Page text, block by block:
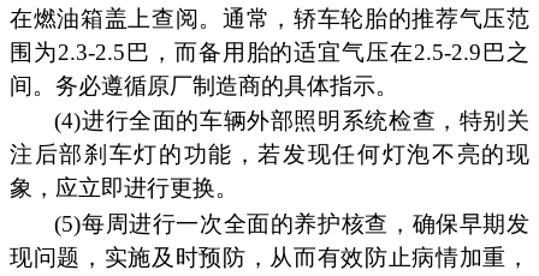
在燃油箱盖上查阅。通常，轿车轮胎的推荐气压范
围为2.3-2.5巴，而备用胎的适宜气压在2.5-2.9巴之
间。务必遵循原厂制造商的具体指示。
(4)进行全面的车辆外部照明系统检查，特别关
注后部刹车灯的功能，若发现任何灯泡不亮的现
象，应立即进行更换。
(5)每周进行一次全面的养护核查，确保早期发
现问题，实施及时预防，从而有效防止病情加重，